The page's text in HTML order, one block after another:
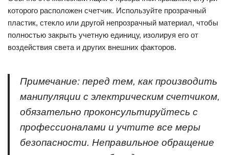
которого расположен счетчик. Используйте прозрачный
пластик, стекло или другой непрозрачный материал, чтобы
полностью закрыть учетную единицу, изолируя его от
воздействия света и других внешних факторов.
Примечание: перед тем, как производить
манипуляции с электрическим счетчиком,
обязательно проконсультируйтесь с
профессионалами и учтите все меры
безопасности. Неправильное обращение